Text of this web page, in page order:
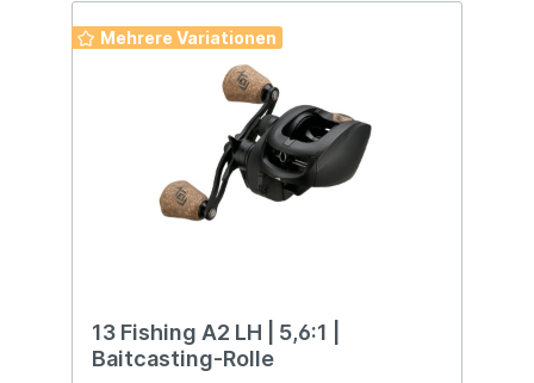
Mehrere Variationen
13 Fishing A2 LH | 5,6:1 |
Baitcasting-Rolle